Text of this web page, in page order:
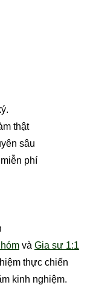
thật
sâu
phí
và Gia sư 1:1
thực chiến
kinh nghiệm.